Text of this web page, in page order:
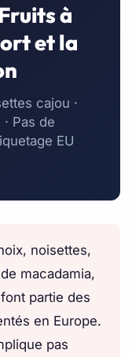
à
et la
cajou ·
Pas de
EU
noisettes,
macadamia,
partie des
en Europe.
pas